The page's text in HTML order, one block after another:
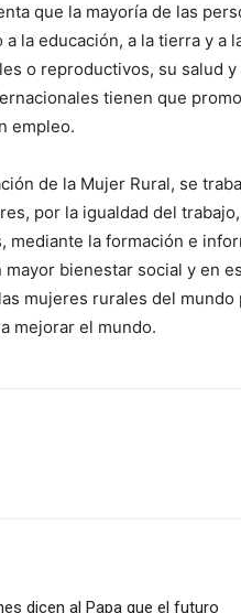
que la mayoría de las
a la educación, a la tierra y
o reproductivos, su salud
tienen que
empleo.
de la Mujer Rural, se
por la igualdad del
mediante la formación e
mayor bienestar social y en
mujeres rurales del
mejorar el mundo.
dicen al Papa que el futuro